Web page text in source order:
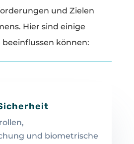
und Zielen
Hier sind einige
beeinflussen können:
und biometrische